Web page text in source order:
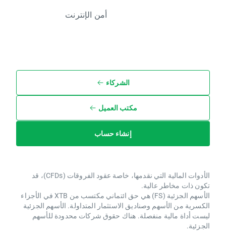
أمن الإنترنت
الشركاء
مكتب العميل
إنشاء حساب
الأدوات المالية التي نقدمها، خاصة عقود الفروقات (CFDs)، قد
تكون ذات مخاطر عالية.
الأسهم الجزئية (FS) هي حق ائتماني مكتسب من XTB ​​في الأجزاء
الكسرية من الأسهم وصناديق الاستثمار المتداولة. الأسهم الجزئية
ليست أداة مالية منفصلة. هناك حقوق شركات محدودة للأسهم
الجزئية.